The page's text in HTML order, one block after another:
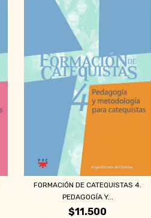
FORMACIÓN DE CATEQUISTAS 4.
PEDAGOGÍA Y...
$11.500